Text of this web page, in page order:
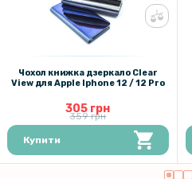
Чохол книжка дзеркало Clear
View для Apple Iphone 12 / 12 Pro
305 грн
359 грн
Купити